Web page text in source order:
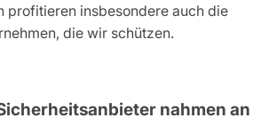
profitieren insbesondere auch die
die wir schützen.
nahmen an